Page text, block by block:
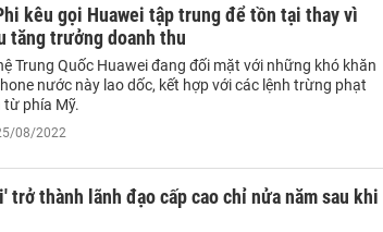
kêu gọi Huawei tập trung để tồn tại thay vì
tăng trưởng doanh thu
Trung Quốc Huawei đang đối mặt với những khó khăn
nước này lao dốc, kết hợp với các lệnh trừng phạt
phía Mỹ.
08/2022
trở thành lãnh đạo cấp cao chỉ nửa năm sau khi